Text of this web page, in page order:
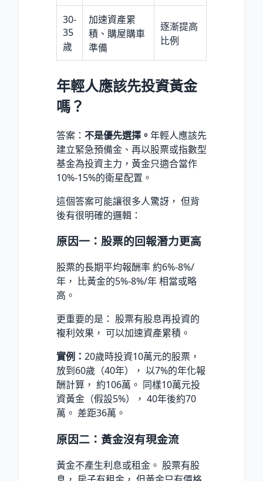
30-
35
歲
加速資產累
積、購屋購車
準備
逐漸提高
比例
年輕人應該先投資黃金
嗎？
答案： 不是優先選擇。 年輕人應該先
建立緊急預備金、再以股票或指數型
基金為投資主力，黃金只適合當作
10%-15%的衛星配置。
這個答案可能讓很多人驚訝， 但背
後有很明確的邏輯：
原因一：股票的回報潛力更高
股票的長期平均報酬率 約6%-8%/
年， 比黃金的5%-8%/年 相當或略
高。
更重要的是： 股票有股息再投資的
複利效果， 可以加速資產累積。
實例： 20歲時投資10萬元的股票，
放到60歲（40年）， 以7%的年化報
酬計算， 約106萬。 同樣10萬元投
資黃金（假設5%）， 40年後約70
萬。 差距36萬。
原因二：黃金沒有現金流
黃金不產生利息或租金。 股票有股